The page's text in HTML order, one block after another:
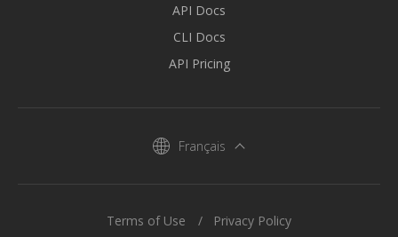
API Docs
CLI Docs
API Pricing
Français
Terms of Use Privacy Policy